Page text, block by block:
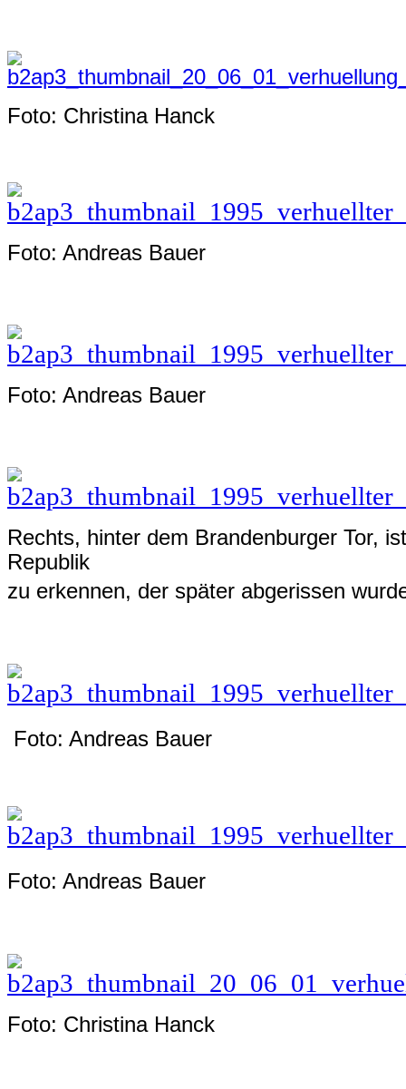
Foto: Christina Hanck
Foto: Andreas Bauer
Foto: Andreas Bauer
Rechts, hinter dem Brandenburger Tor,
Republik
zu erkennen, der später abgerissen
Foto: Andreas Bauer
Foto: Andreas Bauer
Foto: Christina Hanck